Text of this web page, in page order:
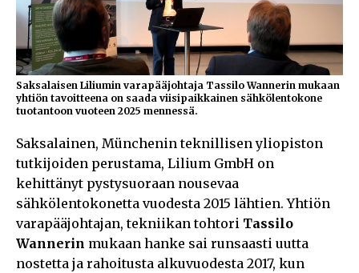
Saksalaisen Liliumin varapääjohtaja Tassilo Wannerin mukaan
yhtiön tavoitteena on saada viisipaikkainen sähkölentokone
tuotantoon vuoteen 2025 mennessä.
Saksalainen, Münchenin teknillisen yliopiston
tutkijoiden perustama, Lilium GmbH on
kehittänyt pystysuoraan nousevaa
sähkölentokonetta vuodesta 2015 lähtien. Yhtiön
varapääjohtajan, tekniikan tohtori Tassilo
Wannerin mukaan hanke sai runsaasti uutta
nostetta ja rahoitusta alkuvuodesta 2017, kun